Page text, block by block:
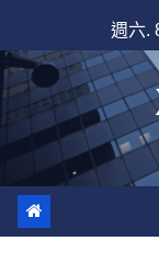
to
content
週六.